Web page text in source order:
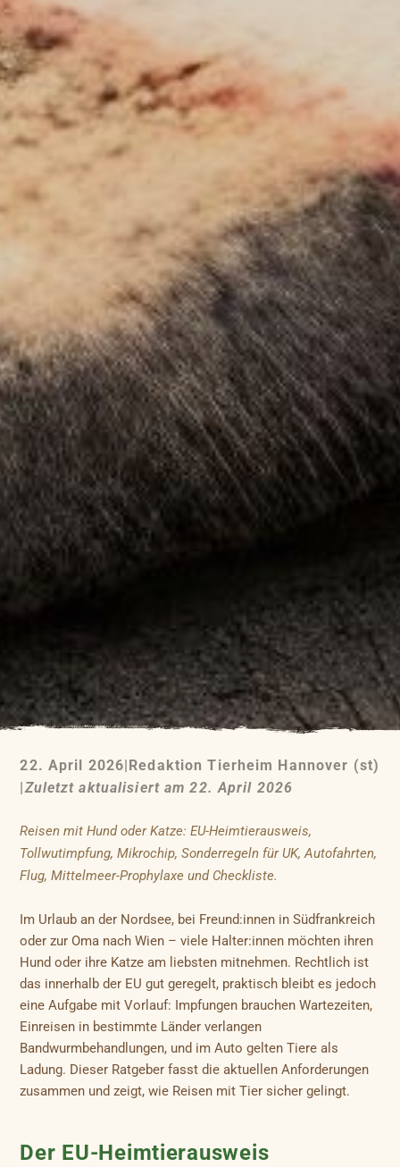
22. April 2026|Redaktion Tierheim Hannover (st)
|Zuletzt aktualisiert am 22. April 2026
Reisen mit Hund oder Katze: EU-Heimtierausweis,
Tollwutimpfung, Mikrochip, Sonderregeln für UK, Autofahrten,
Flug, Mittelmeer-Prophylaxe und Checkliste.
Im Urlaub an der Nordsee, bei Freund:innen in Südfrankreich
oder zur Oma nach Wien – viele Halter:innen möchten ihren
Hund oder ihre Katze am liebsten mitnehmen. Rechtlich ist
das innerhalb der EU gut geregelt, praktisch bleibt es jedoch
eine Aufgabe mit Vorlauf: Impfungen brauchen Wartezeiten,
Einreisen in bestimmte Länder verlangen
Bandwurmbehandlungen, und im Auto gelten Tiere als
Ladung. Dieser Ratgeber fasst die aktuellen Anforderungen
zusammen und zeigt, wie Reisen mit Tier sicher gelingt.
Der EU-Heimtierausweis